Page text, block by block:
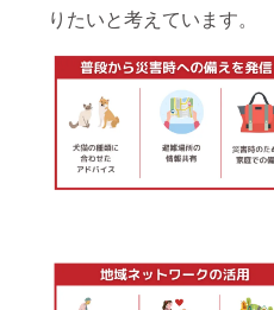
りたいと考えています。